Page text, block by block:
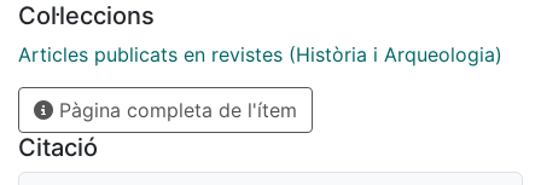
les lletres de canvi del
segle XV, hom observa que, a partir de l’any 1440,
comença a aparèixer de
manera regular en el text dels protests de les lletres
de canvi girades sobretot
contra Barcelona, la declaració del corredor de canvis
Col·leccions
Articles publicats en revistes (Història i Arqueologia)
Pàgina completa de l'ítem
Citació